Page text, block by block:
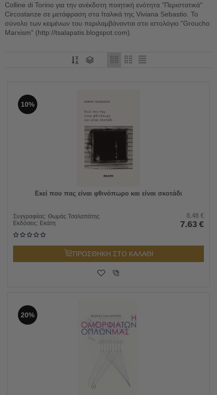
Colline di Torino για την ανέκδοτη ποιητική ενότητα "Περιστατικά"
Circostanze σε μετάφραση στα Ιταλικά της Viviana Sebastio. Το
σύνολο των κειμένων του περιλαμβάνονται στο ιστολόγιο "Groucho
Marxism" (http://tsalapatis.blogspot.com).
10%
Εκεί που πας είναι φθινόπωρο και είναι σκοτάδι
Συγγραφέας: Θωμάς Τσαλαπάτης
Εκδόσεις: Εκάτη
8.48 €
7.63 €
ΠΡΟΣΘΗΚΗ ΣΤΟ ΚΑΛΑΘΙ
20%